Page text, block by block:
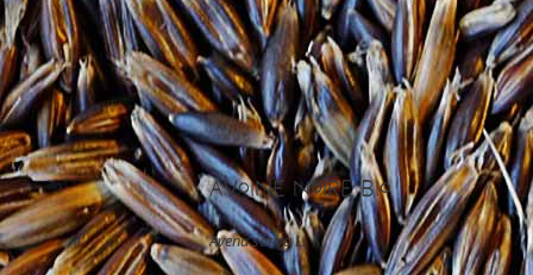
Accueil > Poaceae
Avoine Noire Bio
Avena sativa L.